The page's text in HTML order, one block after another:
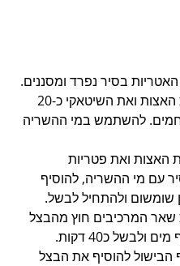
בסיר נפרד ומסננים.
להשתמש במי ההשריה
האצות ואת פטריות
עם מי ההשריה, להוסיף
שומשום ולהתחיל לבשל.
שאר המרכיבים חוץ מהבצל
ולבשל כ40 דקות.
הבישול להוסיף את הבצל